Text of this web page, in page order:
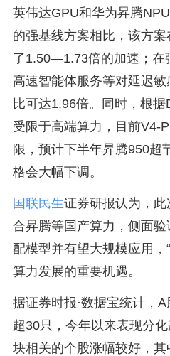
英伟达GPU和华为昇腾
的强基线方案相比，该方
了1.50—1.73倍的加速；在
高速智能体服务等对延迟
比可达1.96倍。同时，根据
受限于高端算力，目前V4-
限，预计下半年昇腾950超
格会大幅下调。
国联民生证券研报认为，
合昇腾等国产算力，侧面
配模型并有望大规模应用，
算力发展的重要机遇。
据证券时报·数据宝统计，
超30只，今年以来表现分
块相关的个股涨幅较好，其